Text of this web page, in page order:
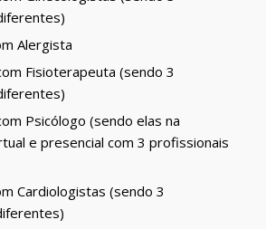
Alergista
Fisioterapeuta (sendo 3
Psicólogo (sendo elas na
e presencial com 3 profissionais
Cardiologistas (sendo 3